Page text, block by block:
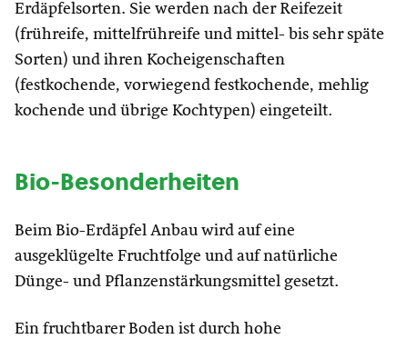
Erdäpfelsorten. Sie werden nach der Reifezeit
(frühreife, mittelfrühreife und mittel- bis sehr späte
Sorten) und ihren Kocheigenschaften
(festkochende, vorwiegend festkochende, mehlig
kochende und übrige Kochtypen) eingeteilt.
Bio-Besonderheiten
Beim Bio-Erdäpfel Anbau wird auf eine
ausgeklügelte Fruchtfolge und auf natürliche
Dünge- und Pflanzenstärkungsmittel gesetzt.
Ein fruchtbarer Boden ist durch hohe